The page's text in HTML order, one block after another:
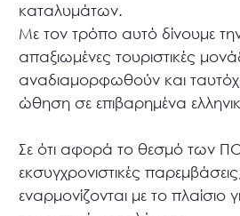
καταλυμάτων.
Με τον τρόπο αυτό δίνουμε
απαξιωμένες τουριστικές
αναδιαμορφωθούν και
ώθηση σε επιβαρημένα
Σε ότι αφορά το θεσμό των
εκσυγχρονιστικές
εναρμονίζονται με το πλαίσιο